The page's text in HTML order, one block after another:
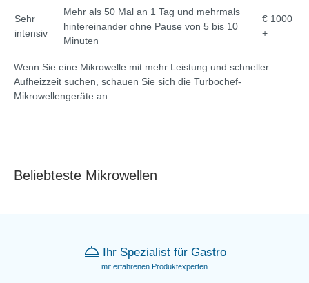
Sehr
intensiv
Mehr als 50 Mal an 1 Tag und mehrmals
hintereinander ohne Pause von 5 bis 10
Minuten
€ 1000
+
Wenn Sie eine Mikrowelle mit mehr Leistung und schneller
Aufheizzeit suchen, schauen Sie sich die Turbochef-
Mikrowellengeräte an.
Beliebteste Mikrowellen
Ihr Spezialist für Gastro
mit erfahrenen Produktexperten